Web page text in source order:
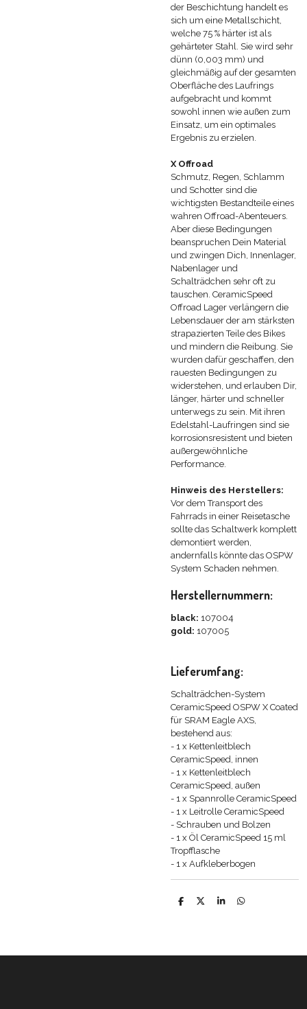
der Beschichtung handelt es
sich um eine Metallschicht,
welche 75 % härter ist als
gehärteter Stahl. Sie wird sehr
dünn (0,003 mm) und
gleichmäßig auf der gesamten
Oberfläche des Laufrings
aufgebracht und kommt
sowohl innen wie außen zum
Einsatz, um ein optimales
Ergebnis zu erzielen.
X Offroad
Schmutz, Regen, Schlamm
und Schotter sind die
wichtigsten Bestandteile eines
wahren Offroad-Abenteuers.
Aber diese Bedingungen
beanspruchen Dein Material
und zwingen Dich, Innenlager,
Nabenlager und
Schalträdchen sehr oft zu
tauschen. CeramicSpeed
Offroad Lager verlängern die
Lebensdauer der am stärksten
strapazierten Teile des Bikes
und mindern die Reibung. Sie
wurden dafür geschaffen, den
rauesten Bedingungen zu
widerstehen, und erlauben Dir,
länger, härter und schneller
unterwegs zu sein. Mit ihren
Edelstahl-Laufringen sind sie
korrosionsresistent und bieten
außergewöhnliche
Performance.
Hinweis des Herstellers:
Vor dem Transport des
Fahrrads in einer Reisetasche
sollte das Schaltwerk komplett
demontiert werden,
andernfalls könnte das OSPW
System Schaden nehmen.
Herstellernummern:
black: 107004
gold: 107005
Lieferumfang:
Schalträdchen-System
CeramicSpeed OSPW X Coated
für SRAM Eagle AXS,
bestehend aus:
- 1 x Kettenleitblech
CeramicSpeed, innen
- 1 x Kettenleitblech
CeramicSpeed, außen
- 1 x Spannrolle CeramicSpeed
- 1 x Leitrolle CeramicSpeed
- Schrauben und Bolzen
- 1 x Öl CeramicSpeed 15 ml
Tropfflasche
- 1 x Aufkleberbogen
T
T
T
T